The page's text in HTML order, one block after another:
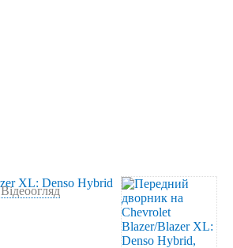
Відеоогляд